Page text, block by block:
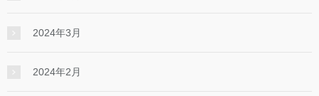
2024年3月
2024年2月